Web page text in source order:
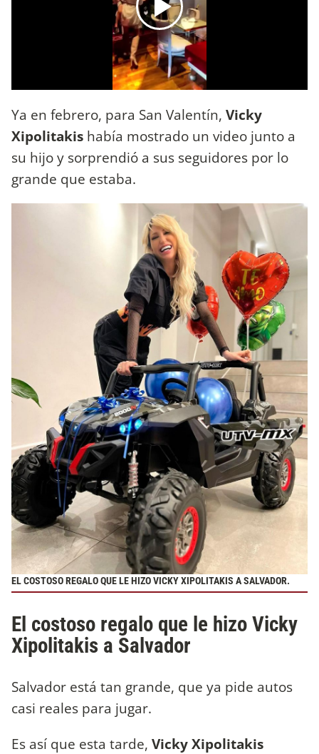
Ya en febrero, para San Valentín, Vicky
Xipolitakis había mostrado un video junto a
su hijo y sorprendió a sus seguidores por lo
grande que estaba.
EL COSTOSO REGALO QUE LE HIZO VICKY XIPOLITAKIS A SALVADOR.
El costoso regalo que le hizo Vicky
Xipolitakis a Salvador
Salvador está tan grande, que ya pide autos
casi reales para jugar.
Es así que esta tarde, Vicky Xipolitakis